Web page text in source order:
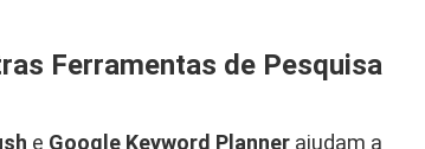
Ferramentas de Pesquisa
e Google Keyword Planner ajudam a